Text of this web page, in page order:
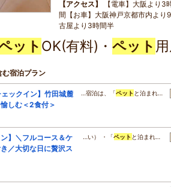
アクセス
【電車】大阪より3
間【お車】大阪神戸京都市内より
古屋より3時間半
ット OK(有料)・ ペット
む宿泊プラン
ェックイン】竹田城麓
しむ＜2食付＞
…宿泊は、「ペット と泊まれ…
】＼フルコース＆ケ
／大切な日に贅沢ス
…い） ・「ペット と泊まれ…